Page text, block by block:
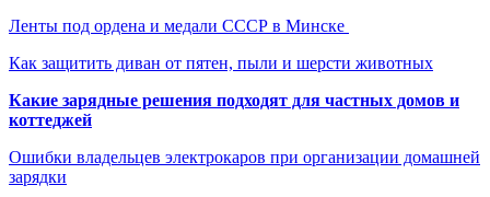
Ленты под ордена и медали СССР в Минске
Как защитить диван от пятен, пыли и шерсти животных
Какие зарядные решения подходят для частных домов и
коттеджей
Ошибки владельцев электрокаров при организации домашней
зарядки